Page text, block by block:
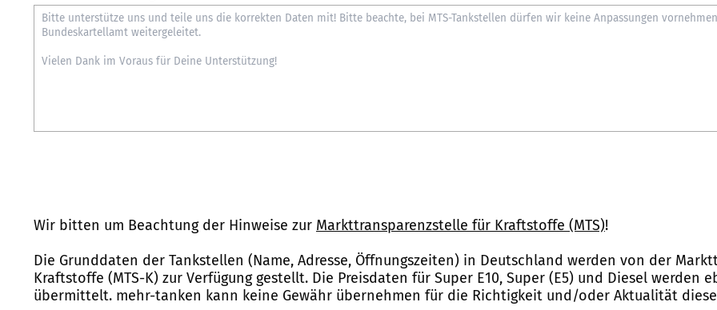
Wir bitten um Beachtung der Hinweise zur Markttransparenzstelle für Kraftstoffe (MTS)!
Die Grunddaten der Tankstellen (Name, Adresse, Öffnungszeiten) in Deutschland werden von der
Kraftstoffe (MTS-K) zur Verfügung gestellt. Die Preisdaten für Super E10, Super (E5) und Diesel werden
übermittelt. mehr-tanken kann keine Gewähr übernehmen für die Richtigkeit und/oder Aktualität